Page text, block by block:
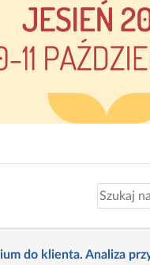
do klienta. Analiza